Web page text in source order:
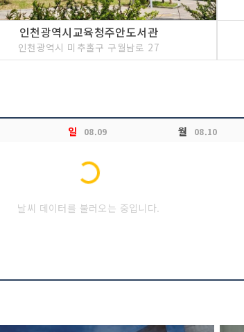
인천광역시교육청주안도서관
인천광역시 미추홀구 구월남로 27
일 08.09 월 08.10
Loading...
날씨 데이터를 불러오는 중입니다.